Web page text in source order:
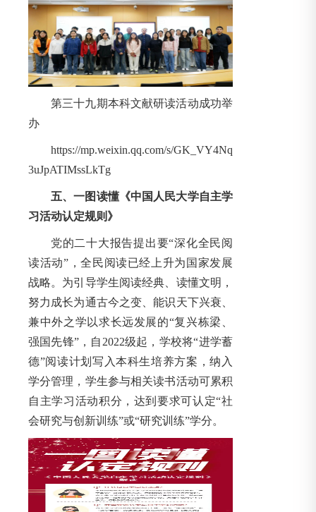
第三十九期本科文献研读活动成功举
办
https://mp.weixin.qq.com/s/GK_VY4Nq
3uJpATIMssLkTg
五、一图读懂《中国人民大学自主学
习活动认定规则》
党的二十大报告提出要“深化全民阅
读活动”，全民阅读已经上升为国家发展
战略。为引导学生阅读经典、读懂文明，
努力成长为通古今之变、能识天下兴衰、
兼中外之学以求长远发展的“复兴栋梁、
强国先锋”，自2022级起，学校将“进学蓄
德”阅读计划写入本科生培养方案，纳入
学分管理，学生参与相关读书活动可累积
自主学习活动积分，达到要求可认定“社
会研究与创新训练”或“研究训练”学分。